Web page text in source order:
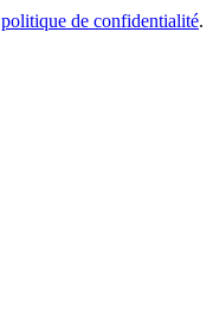
politique de confidentialité.